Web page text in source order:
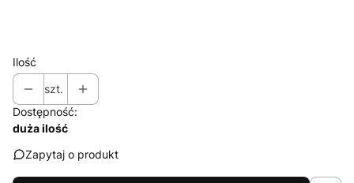
Ilość
szt.
Dostępność:
duża ilość
Zapytaj o produkt